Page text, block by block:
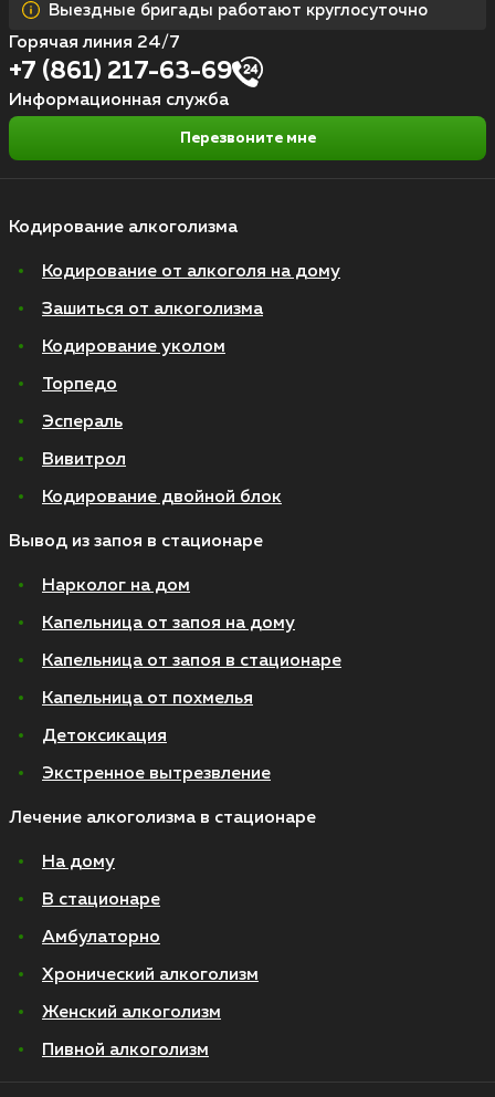
Кодирование алкоголизма
Кодирование от алкоголя на дому
Зашиться от алкоголизма
Кодирование уколом
Торпедо
Эспераль
Вивитрол
Кодирование двойной блок
Вывод из запоя в стационаре
Нарколог на дом
Капельница от запоя на дому
Капельница от запоя в стационаре
Капельница от похмелья
Детоксикация
Экстренное вытрезвление
Лечение алкоголизма в стационаре
На дому
В стационаре
Амбулаторно
Хронический алкоголизм
Женский алкоголизм
Пивной алкоголизм
Выездные бригады работают круглосуточно
Горячая линия 24/7
+7 (861) 217-63-69
Информационная служба
Перезвоните мне